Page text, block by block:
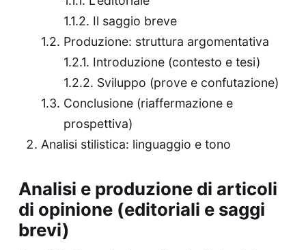
Il saggio breve
Produzione: struttura argomentativa
Introduzione (contesto e tesi)
Sviluppo (prove e confutazione)
Conclusione (riaffermazione e
prospettiva)
Analisi stilistica: linguaggio e tono
Analisi e produzione di articoli
di opinione (editoriali e saggi
brevi)